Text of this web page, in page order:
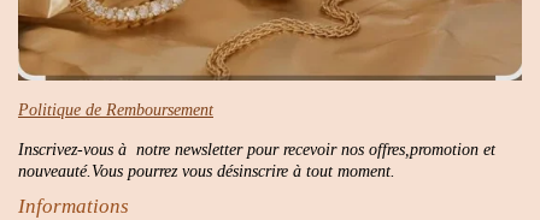
Politique de Remboursement
Inscrivez-vous à notre newsletter pour recevoir nos offres,promotion et
nouveauté.Vous pourrez vous désinscrire à tout moment.
Informations